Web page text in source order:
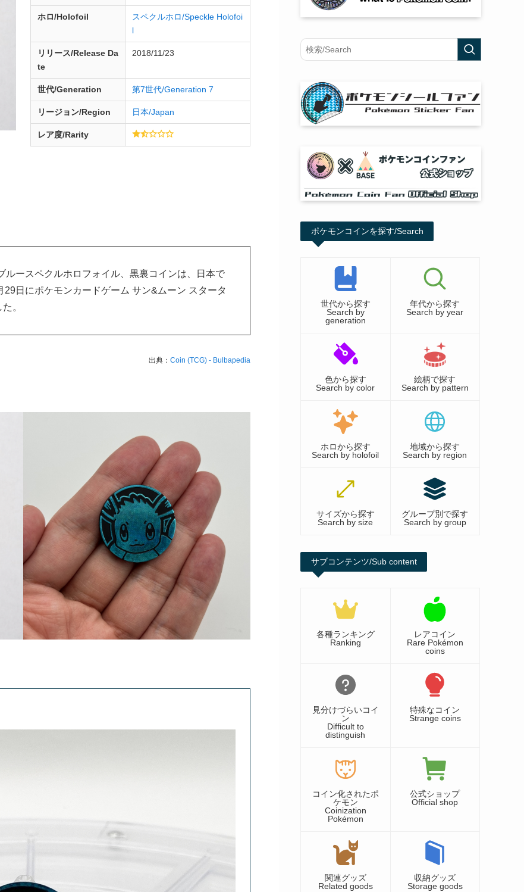
ホロ/Holofoil
スペクルホロ/Speckle Holofoi
l
リリース/ReleaseDa
te
2018/11/23
世代/Generation 第7世代/Generation 7
リージョン/Region 日本/Japan
レア度/Rarity
ルースペクルホロフォイル、黒裏コインは、日本で
日にポケモンカードゲーム サン&ムーン スタータ
。
出典： Coin (TCG) - Bulbapedia
ポケモンコインを探す/Search
世代から探す
Search by
generation
年代から探す
Search by year
色から探す
Search by color
絵柄で探す
Search by pattern
ホロから探す
Search by holofoil
地域から探す
Search by region
サイズから探す
Search by size
グループ別で探す
Search by group
サブコンテンツ/Sub content
各種ランキング
Ranking
レアコイン
Rare Pokémon
coins
見分けづらいコイ
ン
Difficult to
distinguish
特殊なコイン
Strange coins
コイン化されたポ
ケモン
Coinization
Pokémon
公式ショップ
Official shop
関連グッズ
Related goods
収納グッズ
Storage goods